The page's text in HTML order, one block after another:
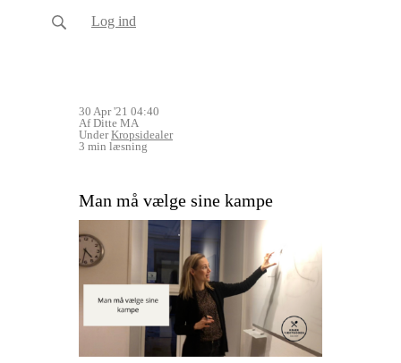
Log ind
30 Apr '21 04:40
Af Ditte MA
UnderKropsidealer
3 min læsning
Man må vælge sine kampe